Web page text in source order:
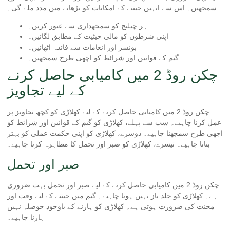
سمجھیں۔ اس سے انہیں جیتنے کے امکانات کو بڑھانے میں مدد ملے گی۔
ہر چیلنج کو سمجھداری سے عبور کریں۔
اپنی شرطوں کو مالی حیثیت کے مطابق لگائیں۔
بونسز اور انعامات سے فائدہ اٹھائیں۔
گیم کے قوانین اور شرائط کو اچھی طرح سمجھیں۔
چکن روڈ 2 میں کامیابی حاصل کرنے
کے لیے تجاویز
چکن روڈ 2 میں کامیابی حاصل کرنے کے لیے کھلاڑی کو کچھ تجاویز پر
عمل کرنا چاہیے۔ سب سے پہلے، کھلاڑی کو گیم کے قوانین اور شرائط کو
اچھی طرح سمجھنا چاہیے۔ دوسرے، کھلاڑی کو اپنی حکمت عملی کو بہتر
بنانا چاہیے۔ تیسرے، کھلاڑی کو صبر اور تحمل کا مظاہرہ کرنا چاہیے۔
صبر اور تحمل
چکن روڈ 2 میں کامیابی حاصل کرنے کے لیے صبر اور تحمل بہت ضروری
ہے۔ کھلاڑی کو جلد باز نہیں ہونا چاہیے۔ گیم میں جیتنے کے لیے وقت اور
محنت کی ضرورت ہوتی ہے۔ کھلاڑی کو ہارنے کے باوجود حوصلہ نہیں
ہارنا چاہیے۔